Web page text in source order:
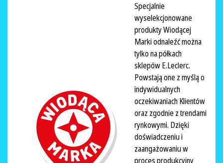
Specjalnie
wyselekcjonowane
produkty Wiodącej
Marki odnaleźć można
tylko na półkach
sklepów E.Leclerc.
Powstają one z myślą o
indywidualnych
oczekiwaniach Klientów
oraz zgodnie z trendami
rynkowymi. Dzięki
doświadczeniu i
zaangażowaniu w